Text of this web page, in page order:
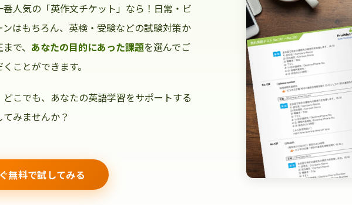
番人気の「英作文チケット」なら！日常・ビ
ンはもちろん、英検・受験などの試験対策か
で、 あなたの目的にあった課題を選んでご
ことができます。
どこでも、あなたの英語学習をサポートする
みませんか？
無料で試してみる